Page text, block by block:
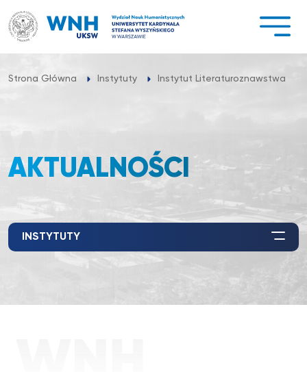
do
treści
Strona Główna Instytuty Instytut Literaturoznawstwa
AKTUALNOŚCI
INSTYTUTY